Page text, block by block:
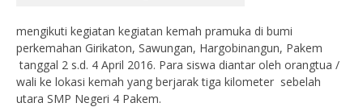
mengikuti kegiatan kegiatan kemah pramuka di bumi
perkemahan Girikaton, Sawungan, Hargobinangun, Pakem
tanggal 2 s.d. 4 April 2016. Para siswa diantar oleh orangtua /
wali ke lokasi kemah yang berjarak tiga kilometer sebelah
utara SMP Negeri 4 Pakem.